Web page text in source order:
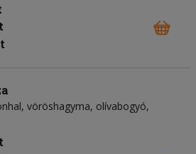
vöröshagyma olívabogyó